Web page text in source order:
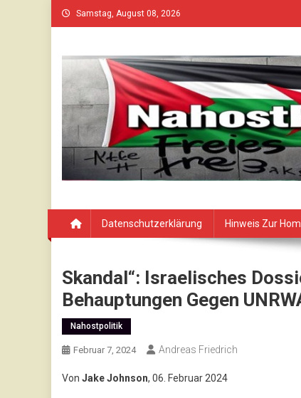
Skip
to
Samstag, August 08, 2026
Datenschutzerklärung Hinweis Zur
Skandal“: Israelisches
Behauptungen Gegen
Nahostpolitik
Februar 7, 2024 Andreas Friedrich
Von Jake Johnson, 06. Februar 2024